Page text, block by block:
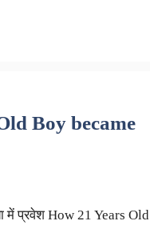
Boy became
में प्रवेश How 21 Years Old